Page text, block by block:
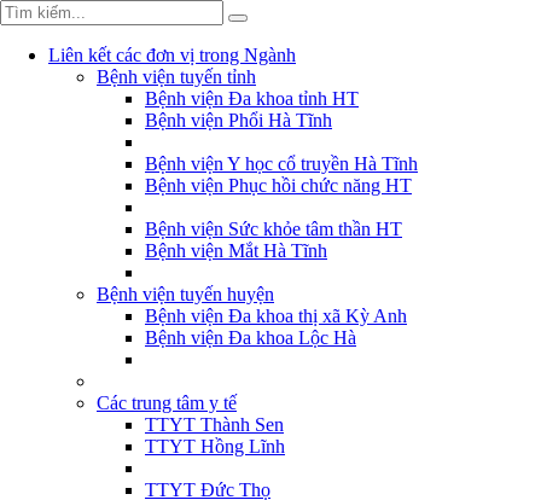
Liên kết các đơn vị trong Ngành
Bệnh viện tuyến tỉnh
Bệnh viện Đa khoa tỉnh HT
Bệnh viện Phổi Hà Tĩnh
Bệnh viện Y học cổ truyền Hà Tĩnh
Bệnh viện Phục hồi chức năng HT
Bệnh viện Sức khỏe tâm thần HT
Bệnh viện Mắt Hà Tĩnh
Bệnh viện tuyến huyện
Bệnh viện Đa khoa thị xã Kỳ Anh
Bệnh viện Đa khoa Lộc Hà
Các trung tâm y tế
TTYT Thành Sen
TTYT Hồng Lĩnh
TTYT Đức Thọ